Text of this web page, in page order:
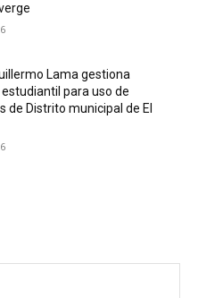
Lama gestiona
para uso de
de Distrito municipal de El